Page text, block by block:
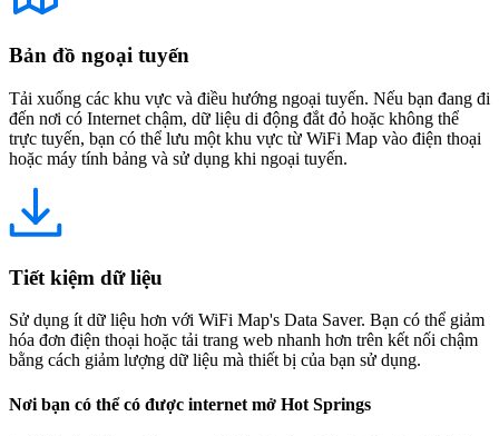
Bản đồ ngoại tuyến
Tải xuống các khu vực và điều hướng ngoại tuyến. Nếu bạn đang đi
đến nơi có Internet chậm, dữ liệu di động đắt đỏ hoặc không thể
trực tuyến, bạn có thể lưu một khu vực từ WiFi Map vào điện thoại
hoặc máy tính bảng và sử dụng khi ngoại tuyến.
Tiết kiệm dữ liệu
Sử dụng ít dữ liệu hơn với WiFi Map's Data Saver. Bạn có thể giảm
hóa đơn điện thoại hoặc tải trang web nhanh hơn trên kết nối chậm
bằng cách giảm lượng dữ liệu mà thiết bị của bạn sử dụng.
Nơi bạn có thể có được internet mở Hot Springs